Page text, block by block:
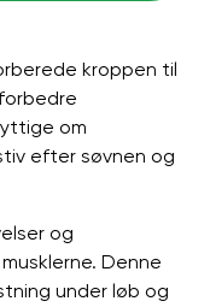
kroppen til
om
efter søvnen og
og
Denne
under løb og